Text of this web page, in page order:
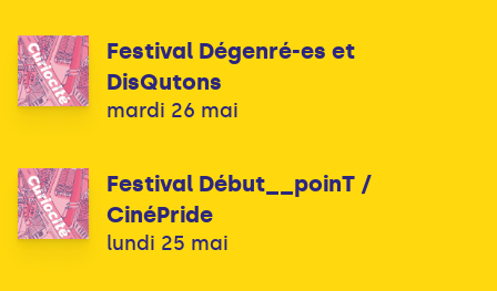
Festival Dégenré-es et
DisQutons
mardi 26 mai
Festival Début__poinT /
CinéPride
lundi 25 mai